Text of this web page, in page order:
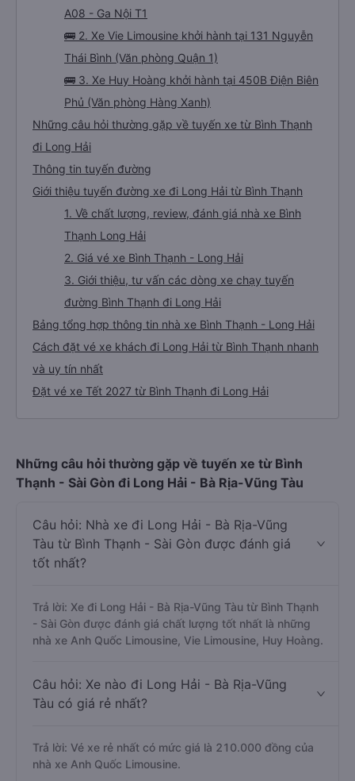
A08 - Ga Nội T1
🚌 2. Xe Vie Limousine khởi hành tại 131 Nguyễn
Thái Bình (Văn phòng Quận 1)
🚌 3. Xe Huy Hoàng khởi hành tại 450B Điện Biên
Phủ (Văn phòng Hàng Xanh)
Những câu hỏi thường gặp về tuyến xe từ Bình Thạnh
đi Long Hải
Thông tin tuyến đường
Giới thiệu tuyến đường xe đi Long Hải từ Bình Thạnh
1. Về chất lượng, review, đánh giá nhà xe Bình
Thạnh Long Hải
2. Giá vé xe Bình Thạnh - Long Hải
3. Giới thiệu, tư vấn các dòng xe chạy tuyến
đường Bình Thạnh đi Long Hải
Bảng tổng hợp thông tin nhà xe Bình Thạnh - Long Hải
Cách đặt vé xe khách đi Long Hải từ Bình Thạnh nhanh
và uy tín nhất
Đặt vé xe Tết 2027 từ Bình Thạnh đi Long Hải
Những câu hỏi thường gặp về tuyến xe từ Bình
Thạnh - Sài Gòn đi Long Hải - Bà Rịa-Vũng Tàu
Câu hỏi: Nhà xe đi Long Hải - Bà Rịa-Vũng
Tàu từ Bình Thạnh - Sài Gòn được đánh giá
tốt nhất?
Trả lời: Xe đi Long Hải - Bà Rịa-Vũng Tàu từ Bình Thạnh
- Sài Gòn được đánh giá chất lượng tốt nhất là những
nhà xe Anh Quốc Limousine, Vie Limousine, Huy Hoàng.
Câu hỏi: Xe nào đi Long Hải - Bà Rịa-Vũng
Tàu có giá rẻ nhất?
Trả lời: Vé xe rẻ nhất có mức giá là 210.000 đồng của
nhà xe Anh Quốc Limousine.